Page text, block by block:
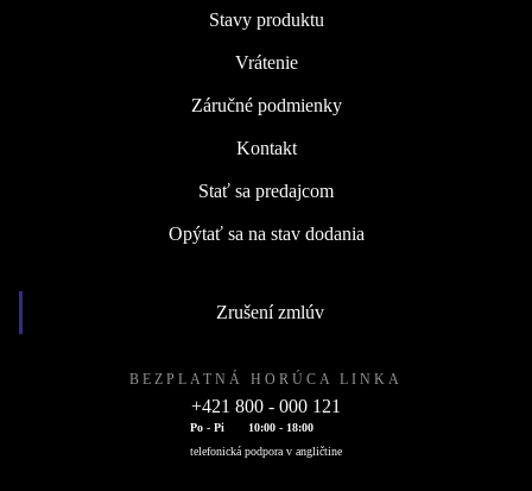
Stavy produktu
Vrátenie
Záručné podmienky
Kontakt
Stať sa predajcom
Opýtať sa na stav dodania
Zrušení zmlúv
BEZPLATNÁ HORÚCA LINKA
+421 800 - 000 121
Po - Pi
10:00 - 18:00
telefonická podpora v angličtine